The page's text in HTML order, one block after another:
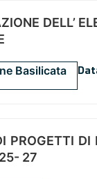
DELL’
Basilicata
PROGETTI
27